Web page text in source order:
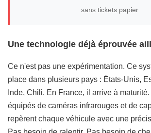
sans tickets papier
Une technologie déjà éprouvée
Ce n'est pas une expérimentation. Ce
place dans plusieurs pays : États-Unis,
Inde, Chili. En France, il arrive à
équipés de caméras infrarouges et de
repèrent chaque véhicule avec une